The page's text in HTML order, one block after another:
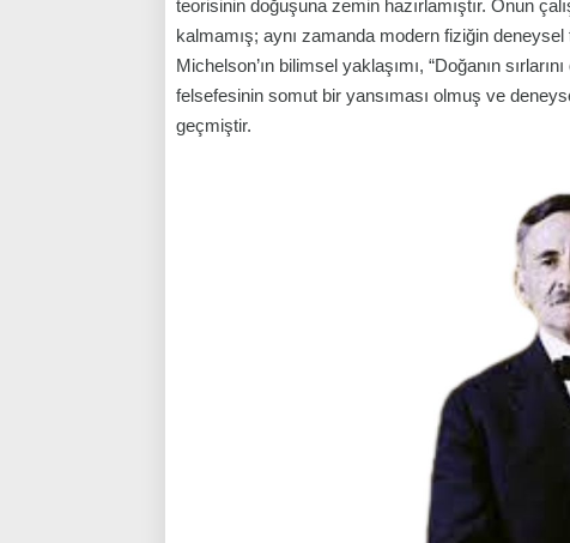
teorisinin doğuşuna zemin hazırlamıştır. Onun
kalmamış; aynı zamanda modern fiziğin
Michelson’ın bilimsel yaklaşımı, “Doğanın
felsefesinin somut bir yansıması olmuş ve
geçmiştir.